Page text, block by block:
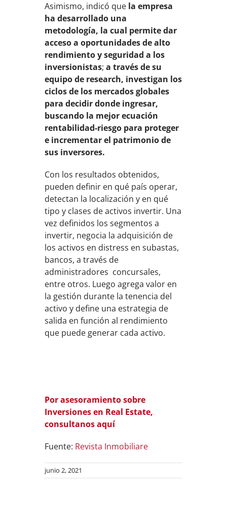
Asimismo, indicó que la empresa
ha desarrollado una
metodología, la cual permite dar
acceso a oportunidades de alto
rendimiento y seguridad a los
inversionistas;a través de su
equipo de research, investigan los
ciclos de los mercados globales
para decidir donde ingresar,
buscando la mejor ecuación
rentabilidad-riesgo para proteger
e incrementar el patrimonio de
sus inversores.
Con los resultados obtenidos,
pueden definir en qué país operar,
detectan la localización y en qué
tipo y clases de activos invertir. Una
vez definidos los segmentos a
invertir, negocia la adquisición de
los activos en distress en subastas,
bancos, a través de
administradores concursales,
entre otros. Luego agrega valor en
la gestión durante la tenencia del
activo y define una estrategia de
salida en función al rendimiento
que puede generar cada activo.
Por asesoramiento sobre
Inversiones en Real Estate,
consultanos aquí
Fuente: Revista Inmobiliare
junio 2, 2021